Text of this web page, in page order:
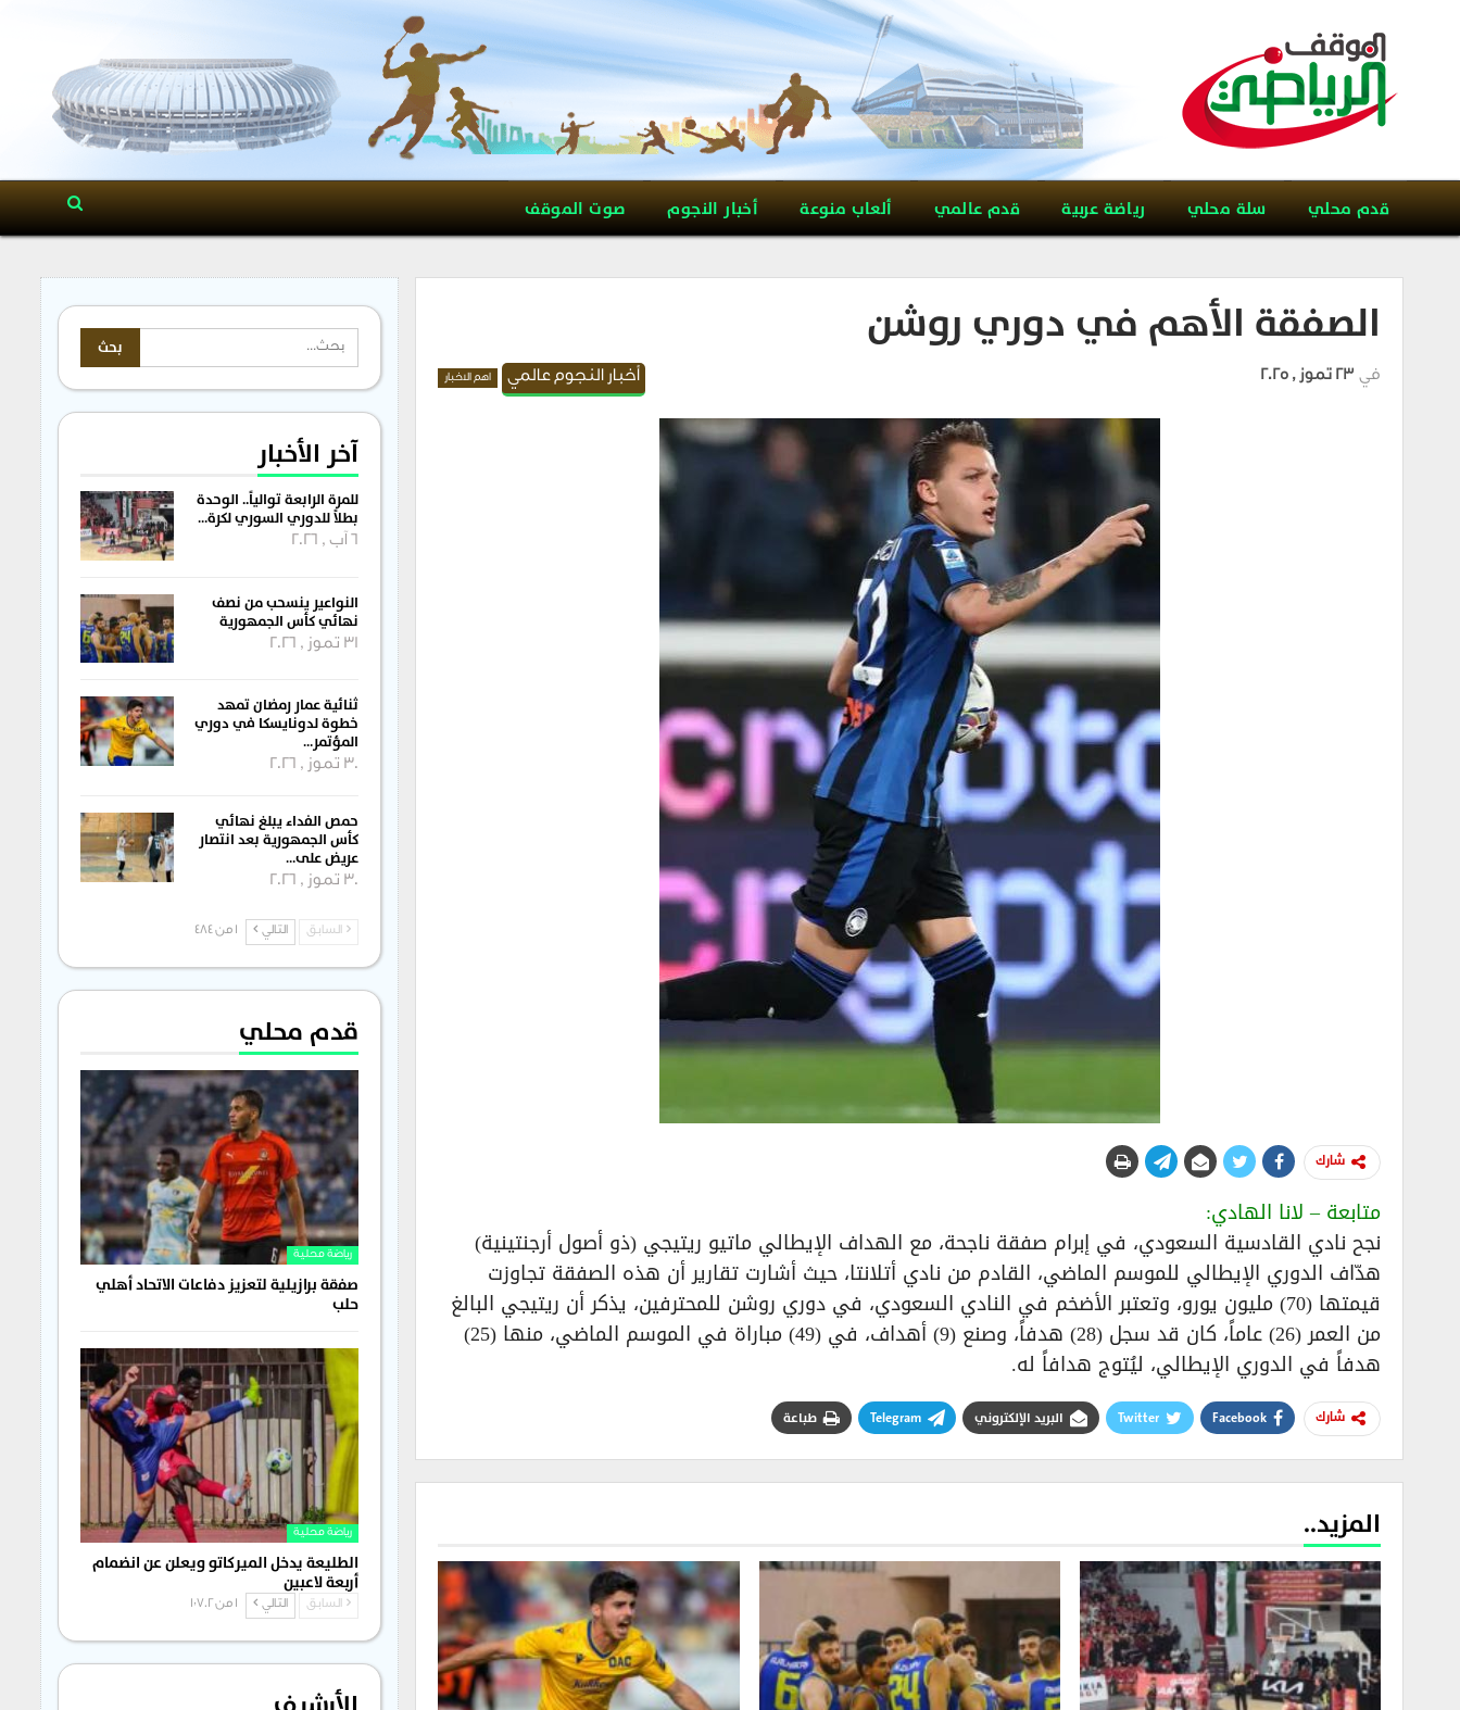
قدم محلي سلة محلي رياضة عربية قدم عالمي ألعاب منوعة أخبار النجوم صوت الموقف
الصفقة الأهم في دوري روشن
أخبار النجوم عالمي اهم الاخبار في 23 تموز , 2025
شارك
متابعة – لانا الهادي:
نجح نادي القادسية السعودي، في إبرام صفقة ناجحة، مع الهداف الإيطالي ماتيو ريتيجي (ذو أصول أرجنتينية)
هدّاف الدوري الإيطالي للموسم الماضي، القادم من نادي أتلانتا، حيث أشارت تقارير أن هذه الصفقة تجاوزت
قيمتها (70) مليون يورو، وتعتبر الأضخم في النادي السعودي، في دوري روشن للمحترفين، يذكر أن ريتيجي البالغ
من العمر (26) عاماً، كان قد سجل (28) هدفاً، وصنع (9) أهداف، في (49) مباراة في الموسم الماضي، منها (25)
هدفاً في الدوري الإيطالي، ليُتوج هدافاً له.
شارك Facebook
Twitter البريد الإلكتروني Telegram طباعة
المزيد..
آخر الأخبار
للمرة الرابعة توالياً.. الوحدة
بطلاً للدوري السوري لكرة…
6 آب , 2026
النواعير ينسحب من نصف
نهائي كأس الجمهورية
31 تموز , 2026
ثنائية عمار رمضان تمهد
خطوة لدونايسكا في دوري
المؤتمر…
30 تموز , 2026
حمص الفداء يبلغ نهائي
كأس الجمهورية بعد انتصار
عريض على…
30 تموز , 2026
السابق التالي 1 من 484
قدم محلي
رياضة محلية
صفقة برازيلية لتعزيز دفاعات الاتحاد أهلي
حلب
رياضة محلية
الطليعة يدخل الميركاتو ويعلن عن انضمام
أربعة لاعبين
السابق التالي 1 من 1٬702